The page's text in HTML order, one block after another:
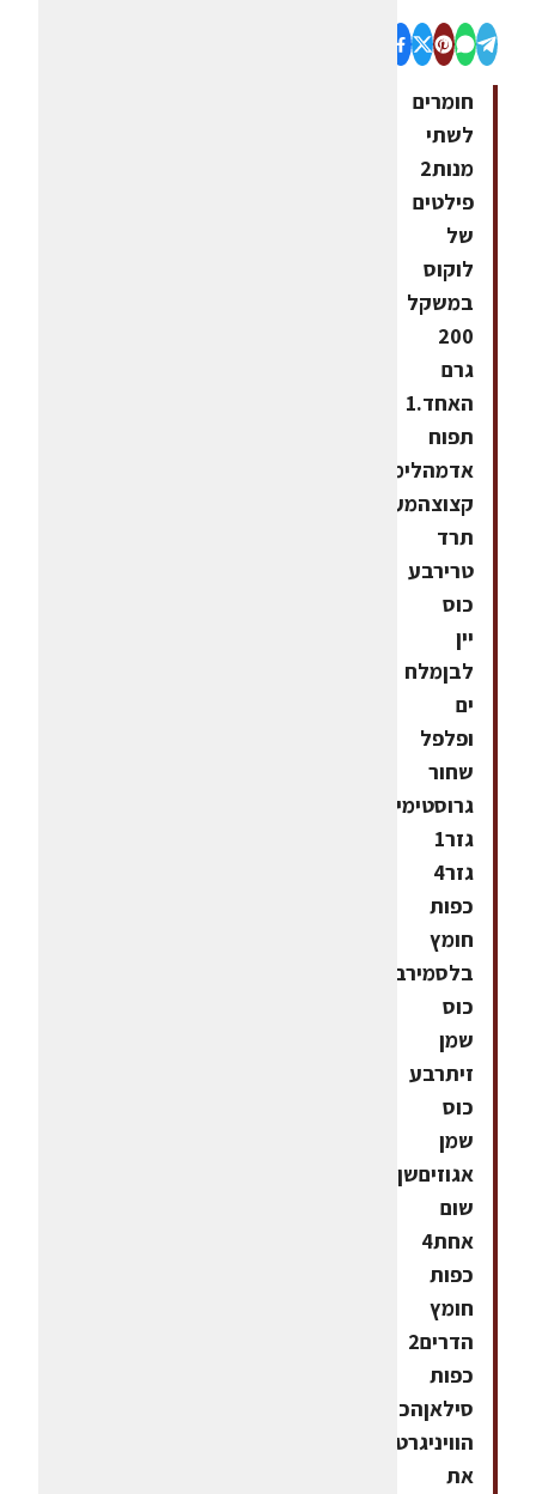
חומרים
לשתי
מנות2
פילטים
של
לוקוס
במשקל
200
גרם
האחד.1
תפוח
אדמהלימוןעירית
קצוצהמעט
תרד
טרירבע
כוס
יין
לבןמלח
ים
ופלפל
שחור
גרוסטימיןוויניגרט
גזר1
גזר4
כפות
חומץ
בלסמירבע
כוס
שמן
זיתרבע
כוס
שמן
אגוזיםשן
שום
אחת4
כפות
חומץ
הדרים2
כפות
סילאןהכנת
הוויניגרטמבשלים
את